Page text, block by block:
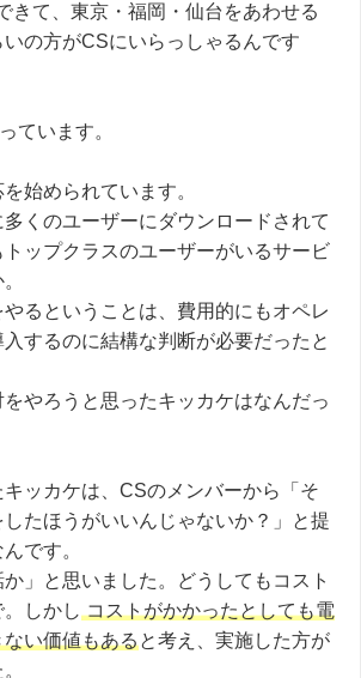
きて、東京・福岡・仙台をあわせる
いの方がCSにいらっしゃるんです
ています。
始められています。
くのユーザーに ダウンロード されて
ップクラスのユーザーがいるサービ
るということは、費用的にもオペレ
するのに結構な判断が必要だったと
やろうと思ったキッカケはなんだっ
ッカケは、CSのメンバーから「そ
たほうがいいんじゃないか？」と提
です。
」と思いました。どうしてもコスト
しかしコストがかかったとしても電
い価値もあると考え、実施した方が